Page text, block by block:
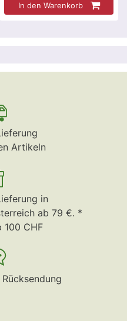
In den Warenkorb
Artikeln
in
ab 79 €. *
100 CHF